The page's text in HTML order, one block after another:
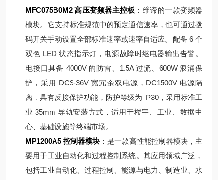
MFC075B0M2 高压变频器主控板 ：维谛的一款变频器
模块。它支持标准规范中的预定通信速率，也可通过拨
码开关手动设置全部标准速率或速率自适应。配备 6 个
双色 LED 状态指示灯，电源故障时继电器输出告警。
电接口具备 4000V 的防雷、1.5A 过流、600W 浪涌保
护，采用 DC9-36V 宽冗余双电源，DC1500V 电源隔
离，具有反接保护功能，防护等级为 IP30，采用标准工
业 35mm 导轨安装方式，适用于楼宇、工业、数据中
心、基础设施等终端市场。
MP1200A5 控制器模块 ：是一款高性能控制器模块，主
要用于工业自动化和过程控制系统。其应用领域广泛，
包括工业自动化、过程控制、能源与电力、制造业、水